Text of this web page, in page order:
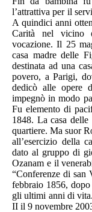
l’attrattiva per il
A quindici anni
Carità nel vicino
vocazione. Il 25
casa madre delle
destinata ad una
povero, a Parigi,
dedicò alle opere
impegnò in modo
Fu elemento di
1848. La casa
quartiere. Ma suor
all’esercizio della
dato al gruppo di
Ozanam e il
“Conferenze di san
febbraio 1856,
gli ultimi anni di
II il 9 novembre